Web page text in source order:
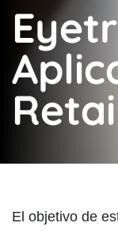
El objetivo de